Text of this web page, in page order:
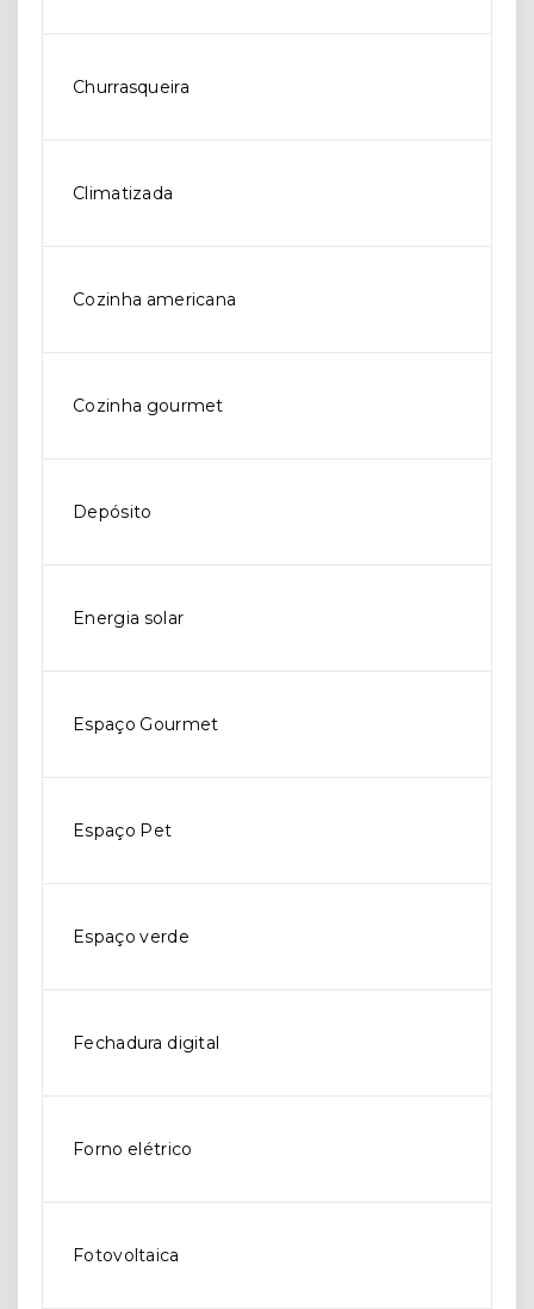
Churrasqueira
Climatizada
Cozinha americana
Cozinha gourmet
Depósito
Energia solar
Espaço Gourmet
Espaço Pet
Espaço verde
Fechadura digital
Forno elétrico
Fotovoltaica